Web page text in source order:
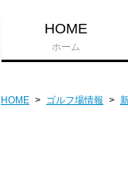
HOME
ホーム
HOME > ゴルフ場情報 >